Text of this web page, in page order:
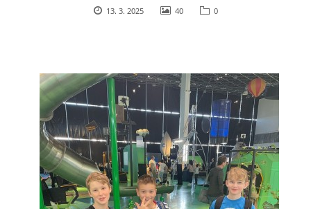
13. 3. 2025 40 0